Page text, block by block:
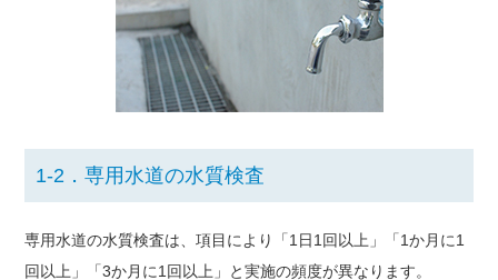
1-2．専用水道の水質検査
専用水道の水質検査は、項目により「1日1回以上」「1か月に1
回以上」「3か月に1回以上」と実施の頻度が異なります。